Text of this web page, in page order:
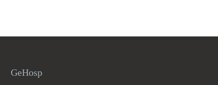
GeHosp